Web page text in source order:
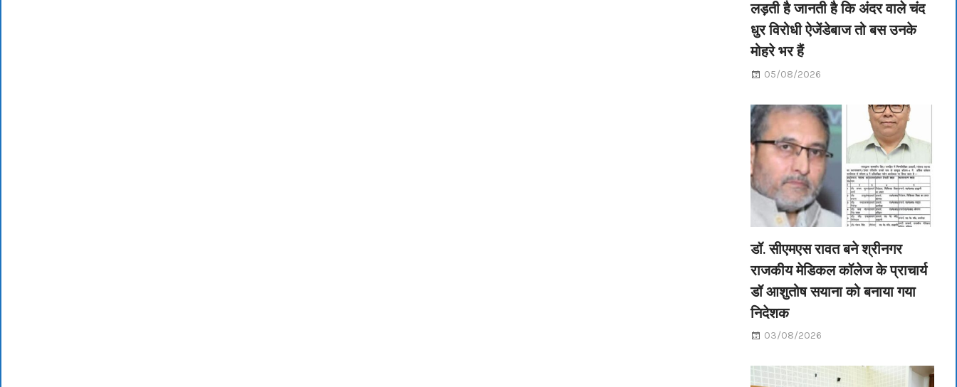
लड़ती है जानती है कि अंदर वाले चंद
धुर विरोधी ऐजेंडेबाज तो बस उनके
मोहरे भर हैं
05/08/2026
डॉ. सीएमएस रावत बने श्रीनगर
राजकीय मेडिकल कॉलेज के प्राचार्य
डॉ आशुतोष सयाना को बनाया गया
निदेशक
03/08/2026